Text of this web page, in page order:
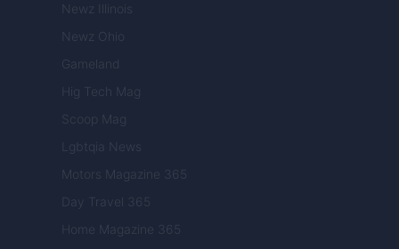
Newz Illinois
Newz Ohio
Gameland
Hig Tech Mag
Scoop Mag
Lgbtqia News
Motors Magazine 365
Day Travel 365
Home Magazine 365